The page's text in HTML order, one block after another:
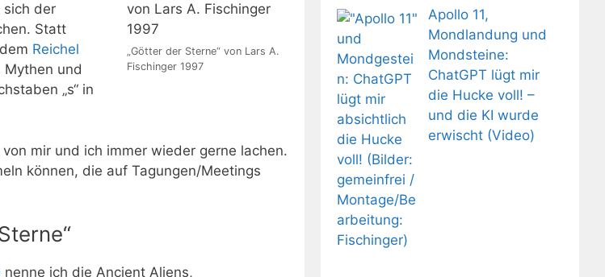
„Götter der Sterne“ von Lars A.
Fischinger 1997
sich der
Statt
Reichel
und
„s“ in
mir und ich immer wieder gerne lachen.
können, die auf Tagungen/Meetings
nenne ich die Ancient Aliens,
Apollo 11,
Mondlandung und
Mondsteine:
ChatGPT lügt mir
die Hucke voll! –
und die KI wurde
erwischt (Video)